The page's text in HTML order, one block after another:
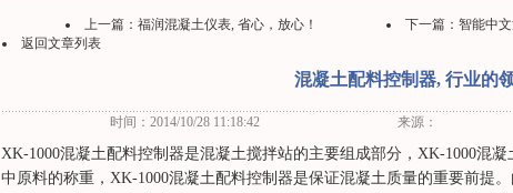
上一篇： 福润混凝土仪表, 省心，放心！ 下一篇： 智能中
返回文章列表
混凝土配料控制器, 行业的领
时间：2014/10/28 11:18:42 来源：
XK-1000混凝土配料控制器是混凝土搅拌站的主要组成部分，XK-1000混
中原料的称重，XK-1000混凝土配料控制器是保证混凝土质量的重要前提